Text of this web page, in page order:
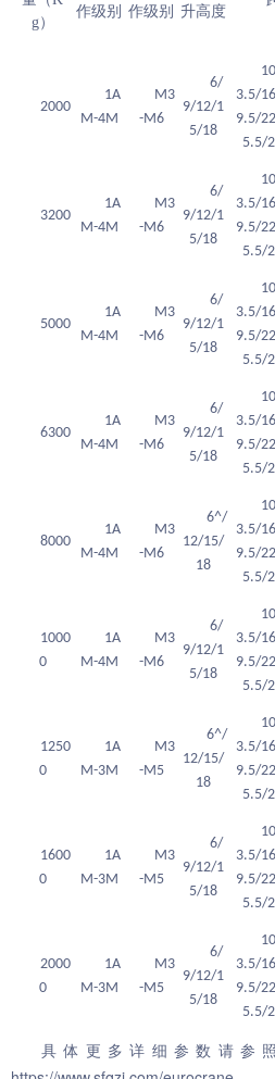
g）
作级别 作级别 升高度
2000
1A
M-4M
M3
-M6
6/
9/12/1
5/18
3.5/
9.5/
5.5/
3200
1A
M-4M
M3
-M6
6/
9/12/1
5/18
3.5/
9.5/
5.5/
5000
1A
M-4M
M3
-M6
6/
9/12/1
5/18
3.5/
9.5/
5.5/
6300
1A
M-4M
M3
-M6
6/
9/12/1
5/18
3.5/
9.5/
5.5/
8000
1A
M-4M
M3
-M6
6^/
12/15/
18
3.5/
9.5/
5.5/
1000
0
1A
M-4M
M3
-M6
6/
9/12/1
5/18
3.5/
9.5/
5.5/
1250
0
1A
M-3M
M3
-M5
6^/
12/15/
18
3.5/
9.5/
5.5/
1600
0
1A
M-3M
M3
-M5
6/
9/12/1
5/18
3.5/
9.5/
5.5/
2000
0
1A
M-3M
M3
-M5
6/
9/12/1
5/18
3.5/
9.5/
5.5/
具体更多详细参数请参